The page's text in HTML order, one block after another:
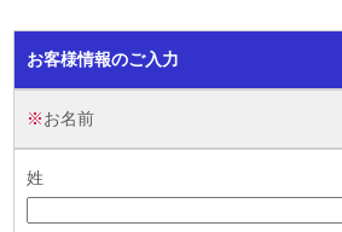
組織図
財務・業績
サステナビリティ TOP
サステナビリティ宣言
担当役員メッセージ
新卒採用
お客様情報のご入力
※お名前
姓